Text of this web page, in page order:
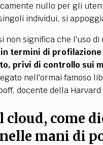
nullo per gli
individui, si
non significa che l'uso
termini di
privi di controllo sui
nell'ormai famoso
docente della
cloud, come
mani di